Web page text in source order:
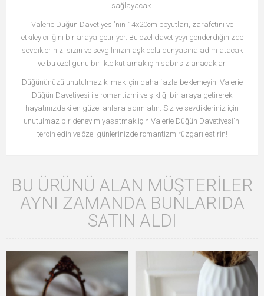
sağlayacak.
Valerie Düğün Davetiyesi'nin 14x20cm boyutları, zarafetini ve
etkileyiciliğini bir araya getiriyor. Bu özel davetiyeyi gönderdiğinizde
sevdikleriniz, sizin ve sevgilinizin aşk dolu dünyasına adım atacak
ve bu özel günü birlikte kutlamak için sabırsızlanacaklar.
Düğününüzü unutulmaz kılmak için daha fazla beklemeyin! Valerie
Düğün Davetiyesi ile romantizmi ve şıklığı bir araya getirerek
hayatınızdaki en güzel anlara adım atın. Siz ve sevdikleriniz için
unutulmaz bir deneyim yaşatmak için Valerie Düğün Davetiyesi'ni
tercih edin ve özel günlerinizde romantizm rüzgarı estirin!
BU ÜRÜNÜ ALAN MÜŞTERILER
AYNI ZAMANDA BUNLARIDA
SATIN ALDI